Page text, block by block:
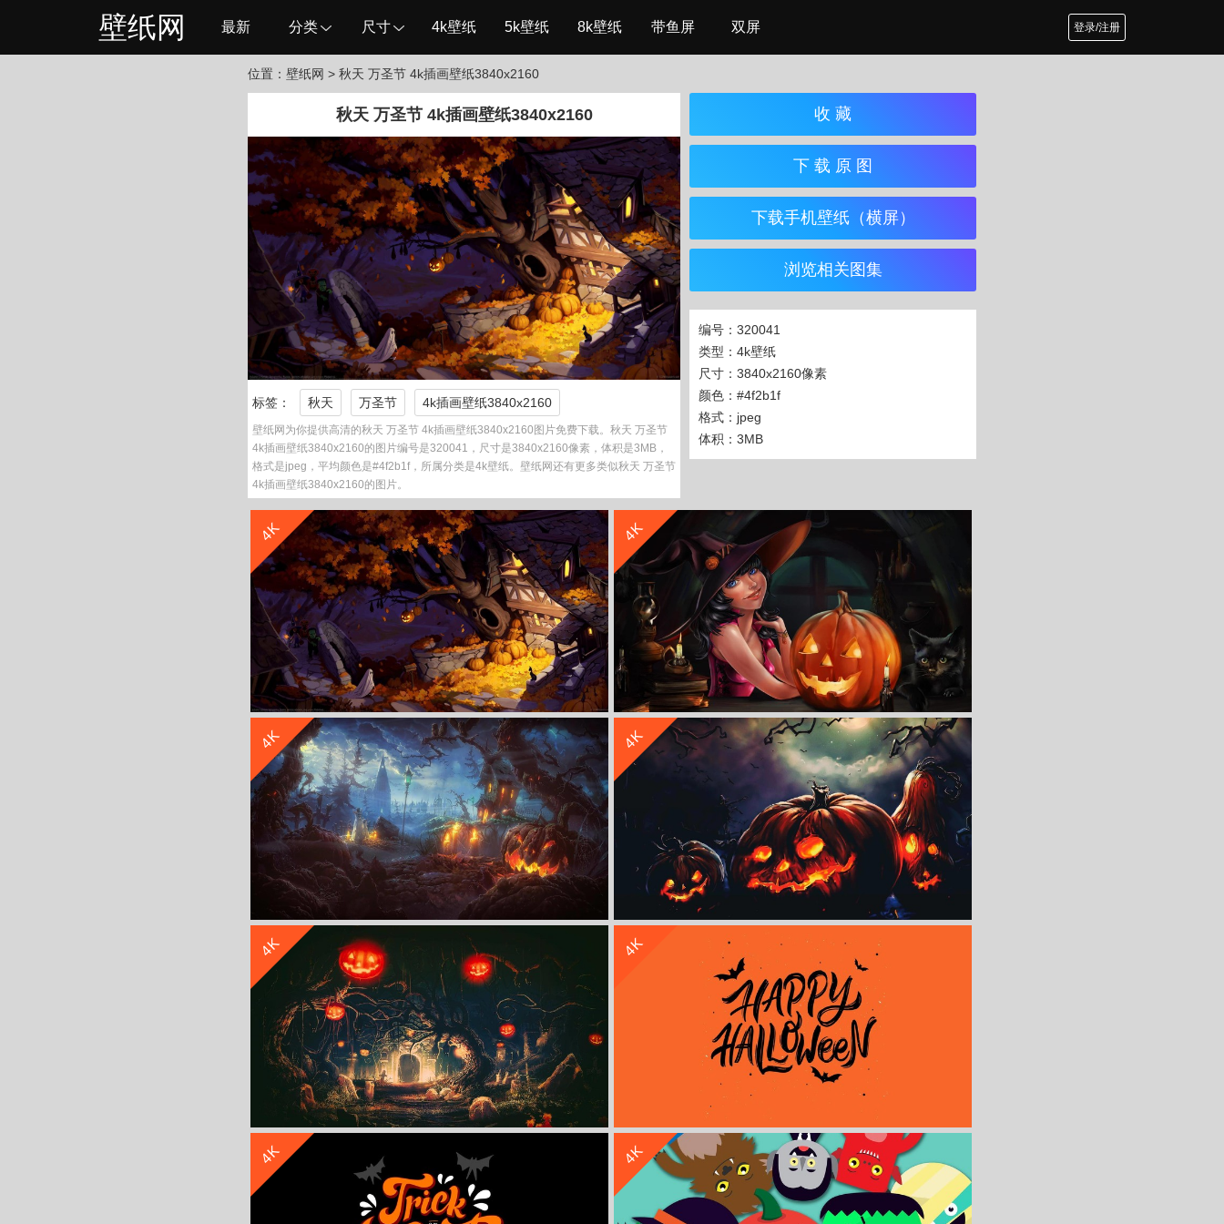
壁纸网 最新 分类 尺寸 4k壁纸 5k壁纸 8k壁纸 带鱼屏 双屏 登录/注册
位置： 壁纸网 > 秋天 万圣节 4k插画壁纸3840x2160
秋天 万圣节 4k插画壁纸3840x2160
标签： 秋天 万圣节 4k插画壁纸3840x2160
壁纸网为你提供高清的秋天 万圣节 4k插画壁纸3840x2160图片免费下载。秋天 万圣节
4k插画壁纸3840x2160的图片编号是320041，尺寸是3840x2160像素，体积是3MB，
格式是jpeg，平均颜色是#4f2b1f，所属分类是4k壁纸。壁纸网还有更多类似秋天 万圣节
4k插画壁纸3840x2160的图片。
收 藏
下 载 原 图
下载手机壁纸（横屏）
浏览相关图集
编号：320041
类型：4k壁纸
尺寸：3840x2160像素
颜色：#4f2b1f
格式：jpeg
体积：3MB
4K
秋天 万圣节 插画 4K动漫壁纸
4K
万圣节4k壁纸
4K
万圣节4k壁纸
立 即 下 载
收 藏
4K
万圣节4k壁纸
立 即 下 载
收 藏
4K
万圣节4k壁纸
立 即 下 载
收 藏
4K
万圣节4k壁纸
立 即 下 载
4K
立 即 下 载
收 藏
4K